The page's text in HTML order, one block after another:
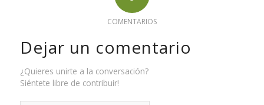
COMENTARIOS
Dejar un comentario
¿Quieres unirte a la conversación?
Siéntete libre de contribuir!